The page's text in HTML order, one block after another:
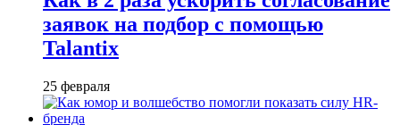
заявок на подбор с помощью
Talantix
25 февраля